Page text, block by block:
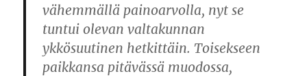
vähemmällä painoarvolla, nyt se
tuntui olevan valtakunnan
ykkösuutinen hetkittäin. Toisekseen
paikkansa pitävässä muodossa,